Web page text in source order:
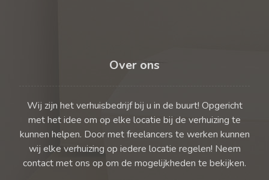
Over ons
Wij zijn het verhuisbedrijf bij u in de buurt! Opgericht
met het idee om op elke locatie bij de verhuizing te
kunnen helpen. Door met freelancers te werken kunnen
wij elke verhuizing op iedere locatie regelen! Neem
contact met ons op om de mogelijkheden te bekijken.